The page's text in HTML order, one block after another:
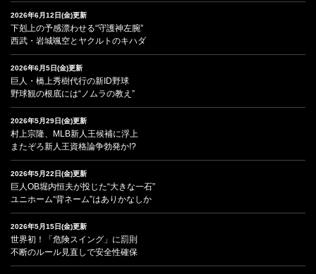
2026年6月12日(金)更新
下剋上の予感漂わせる“守護神左腕”
西武・岩城颯空とヤクルトのキハダ
2026年6月5日(金)更新
巨人・橋上秀樹代行の新ID野球
野球観の根底には“ノムラの教え”
2026年5月29日(金)更新
村上宗隆、MLB新人王候補に浮上
またぞろ新人王資格論争勃発か!?
2026年5月22日(金)更新
巨人OB堀内恒夫が投じた“大きな一石”
ユニホーム“背ネーム”はありかなしか
2026年5月15日(金)更新
世界初！「危険スイング」に罰則
不断のルール見直しで安全性確保